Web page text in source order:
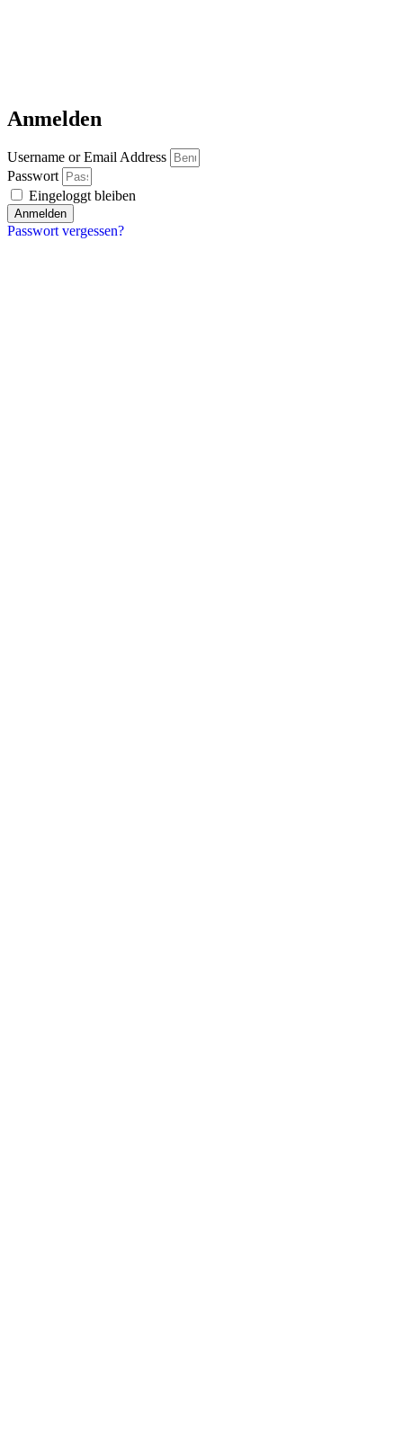
Anmelden
Username or Email Address
Passwort
Eingeloggt bleiben
Anmelden
Passwort vergessen?